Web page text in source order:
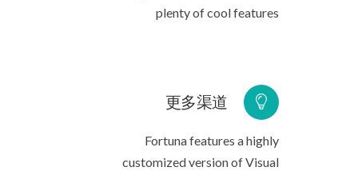
plenty of cool features
更多渠道
Fortuna features a highly
customized version of Visual